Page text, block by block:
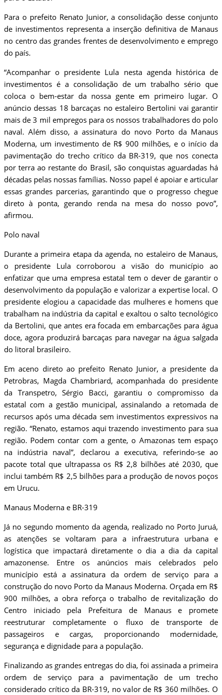
​Para o prefeito Renato Junior, a consolidação desse conjunto
de investimentos representa a inserção definitiva de Manaus
no centro das grandes frentes de desenvolvimento e emprego
do país.
“Acompanhar o presidente Lula nesta agenda histórica de
investimentos é a consolidação de um trabalho sério que
coloca o bem-estar da nossa gente em primeiro lugar. O
anúncio dessas 18 barcaças no estaleiro Bertolini vai garantir
mais de 3 mil empregos para os nossos trabalhadores do polo
naval. Além disso, a assinatura do novo Porto da Manaus
Moderna, um investimento de R$ 900 milhões, e o início da
pavimentação do trecho crítico da BR-319, que nos conecta
por terra ao restante do Brasil, são conquistas aguardadas há
décadas pelas nossas famílias. Nosso papel é apoiar e articular
essas grandes parcerias, garantindo que o progresso chegue
direto à ponta, gerando renda na mesa do nosso povo”,
afirmou.
Polo naval
​Durante a primeira etapa da agenda, no estaleiro de Manaus,
o presidente Lula corroborou a visão do município ao
enfatizar que uma empresa estatal tem o dever de garantir o
desenvolvimento da população e valorizar a expertise local. O
presidente elogiou a capacidade das mulheres e homens que
trabalham na indústria da capital e exaltou o salto tecnológico
da Bertolini, que antes era focada em embarcações para água
doce, agora produzirá barcaças para navegar na água salgada
do litoral brasileiro.
​Em aceno direto ao prefeito Renato Junior, a presidente da
Petrobras, Magda Chambriard, acompanhada do presidente
da Transpetro, Sérgio Bacci, garantiu o compromisso da
estatal com a gestão municipal, assinalando a retomada de
recursos após uma década sem investimentos expressivos na
região. “Renato, estamos aqui trazendo investimento para sua
região. Podem contar com a gente, o Amazonas tem espaço
na indústria naval”, declarou a executiva, referindo-se ao
pacote total que ultrapassa os R$ 2,8 bilhões até 2030, que
inclui também R$ 2,5 bilhões para a produção de novos poços
em Urucu.
​Manaus Moderna e BR-319
​Já no segundo momento da agenda, realizado no Porto Juruá,
as atenções se voltaram para a infraestrutura urbana e
logística que impactará diretamente o dia a dia da capital
amazonense. Entre os anúncios mais celebrados pelo
município está a assinatura da ordem de serviço para a
construção do novo Porto da Manaus Moderna. Orçada em R$
900 milhões, a obra reforça o trabalho de revitalização do
Centro iniciado pela Prefeitura de Manaus e promete
reestruturar completamente o fluxo de transporte de
passageiros e cargas, proporcionando modernidade,
segurança e dignidade para a população.
​Finalizando as grandes entregas do dia, foi assinada a primeira
ordem de serviço para a pavimentação de um trecho
considerado crítico da BR-319, no valor de R$ 360 milhões. O